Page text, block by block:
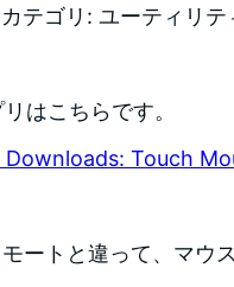
カテゴリ: ユーティリテ
はこちらです。
Touch
ートと違って、マウス